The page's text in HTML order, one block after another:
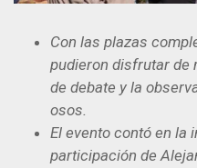
Con las plazas
pudieron disfrutar de
de debate y la
osos.
El evento contó en la
participación de